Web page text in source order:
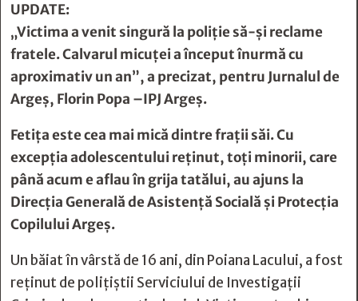
UPDATE:
„Victima a venit singură la poliție să-și reclame
fratele. Calvarul micuței a început înurmă cu
aproximativ un an”, a precizat, pentru Jurnalul de
Argeș, Florin Popa –IPJ Argeș.
Fetița este cea mai mică dintre frații săi. Cu
excepția adolescentului reținut, toți minorii, care
până acum e aflau în grija tatălui, au ajuns la
Direcţia Generală de Asistenţă Socială şi Protecția
Copilului Argeș.
Un băiat în vârstă de 16 ani, din Poiana Lacului, a fost
reținut de poliţiştii Serviciului de Investigaţii